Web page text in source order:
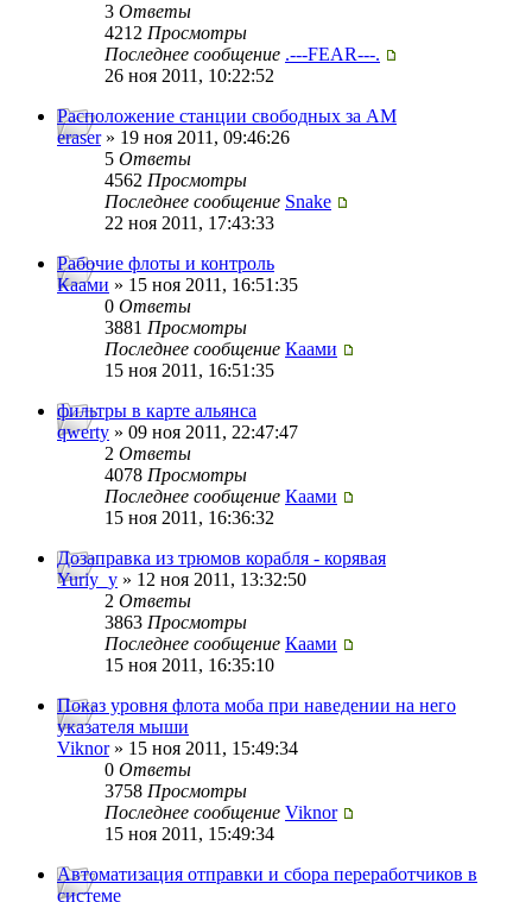
3 Ответы
4212 Просмотры
Последнее сообщение .---FEAR---.
26 ноя 2011, 10:22:52
Расположение станции свободных за АМ
eraser» 19 ноя 2011, 09:46:26
5 Ответы
4562 Просмотры
Последнее сообщение Snake
22 ноя 2011, 17:43:33
Рабочие флоты и контроль
Каами » 15 ноя 2011, 16:51:35
0 Ответы
3881 Просмотры
Последнее сообщение Каами
15 ноя 2011, 16:51:35
фильтры в карте альянса
qwerty » 09 ноя 2011, 22:47:47
2 Ответы
4078 Просмотры
Последнее сообщение Каами
15 ноя 2011, 16:36:32
Дозаправка из трюмов корабля - корявая
Yuriy_y » 12 ноя 2011, 13:32:50
2 Ответы
3863 Просмотры
Последнее сообщение Каами
15 ноя 2011, 16:35:10
Показ уровня флота моба при наведении на него
указателя мыши
Viknor» 15 ноя 2011, 15:49:34
0 Ответы
3758 Просмотры
Последнее сообщение Viknor
15 ноя 2011, 15:49:34
Автоматизация отправки и сбора переработчиков в
системе